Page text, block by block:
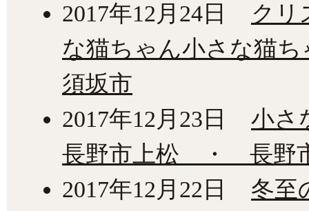
2017年12月24日
クリ
な猫ちゃん小さな猫
須坂市
2017年12月23日
小さ
長野市上松 ・ 長野
2017年12月22日
冬至